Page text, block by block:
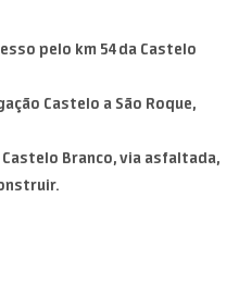
pelo km 54 da Castelo
Castelo a São Roque,
Castelo Branco, via asfaltada,